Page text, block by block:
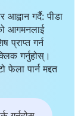
गर्दै: पीडा
आगमनलाई
प्राप्त गर्न
गर्नुहोस्।
फेला पार्न मद्दत